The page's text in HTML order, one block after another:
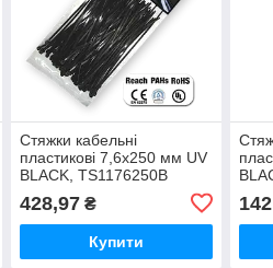
Стяжки кабельні
пластикові 7,6x250 мм UV
BLACK, TS1176250B
428,97₴
Купити